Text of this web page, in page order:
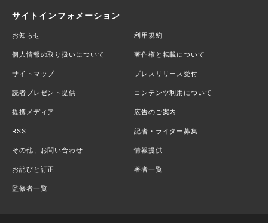
サイトインフォメーション
お知らせ 利用規約
個人情報の取り扱いについて 著作権と転載について
サイトマップ プレスリリース受付
読者プレゼント提供 コンテンツ利用について
提携メディア 広告のご案内
RSS 記者・ライター募集
その他、お問い合わせ 情報提供
お詫びと訂正 著者一覧
監修者一覧